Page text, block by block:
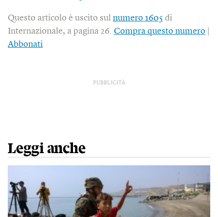
Questo articolo è uscito sul numero 1605 di
Internazionale, a pagina 26. Compra questo numero
Abbonati
PUBBLICITÀ
Leggi anche